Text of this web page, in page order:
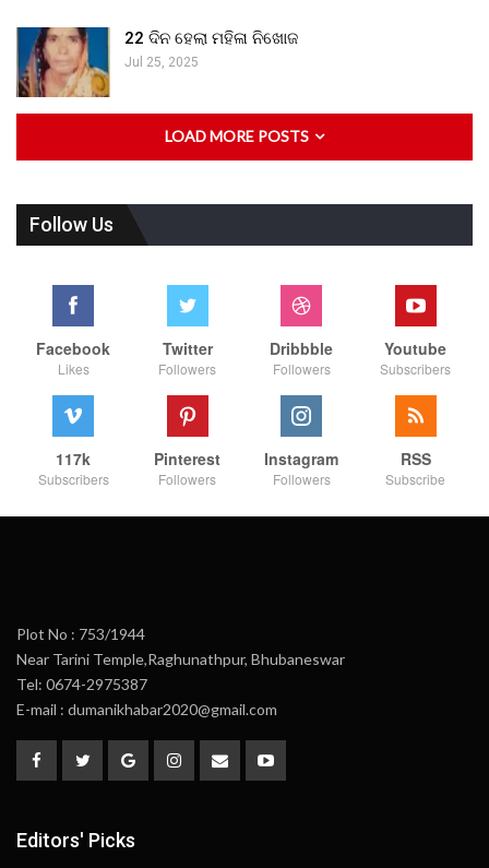
22 ଦିନ ହେଲା ମହିଳା ନିଖୋଜ
Jul 25, 2025
LOAD MORE POSTS
Follow Us
Facebook
Likes
Twitter
Followers
Dribbble
Followers
Youtube
Subscribers
117k
Subscribers
Pinterest
Followers
Instagram
Followers
RSS
Subscribe
Plot No : 753/1944
Near Tarini Temple,Raghunathpur, Bhubaneswar
Tel: 0674-2975387
E-mail : dumanikhabar2020@gmail.com
Editors' Picks